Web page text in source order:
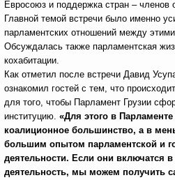
Евросоюз и поддержка стран – членов
Главной темой встречи было именно
парламентских отношений между
Обсуждалась также парламентская
кохабитации.
Как отметил после встречи Давид
ознакомил гостей с тем, что
для того, чтобы Парламент Грузии
институцию. «Для этого в
коалиционное большинство, а в
большим опытом парламентской и
деятельности. Если они включатся
деятельность, мы можем получить